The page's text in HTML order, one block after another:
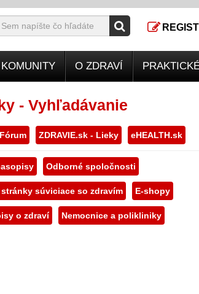
KOMUNITY O ZDRAVÍ
- Vyhľadávanie
ZDRAVIE.sk - Lieky eHEALTH.sk
Odborné spoločnosti
súviciace so zdravím E-shopy
o zdraví Nemocnice a polikliniky